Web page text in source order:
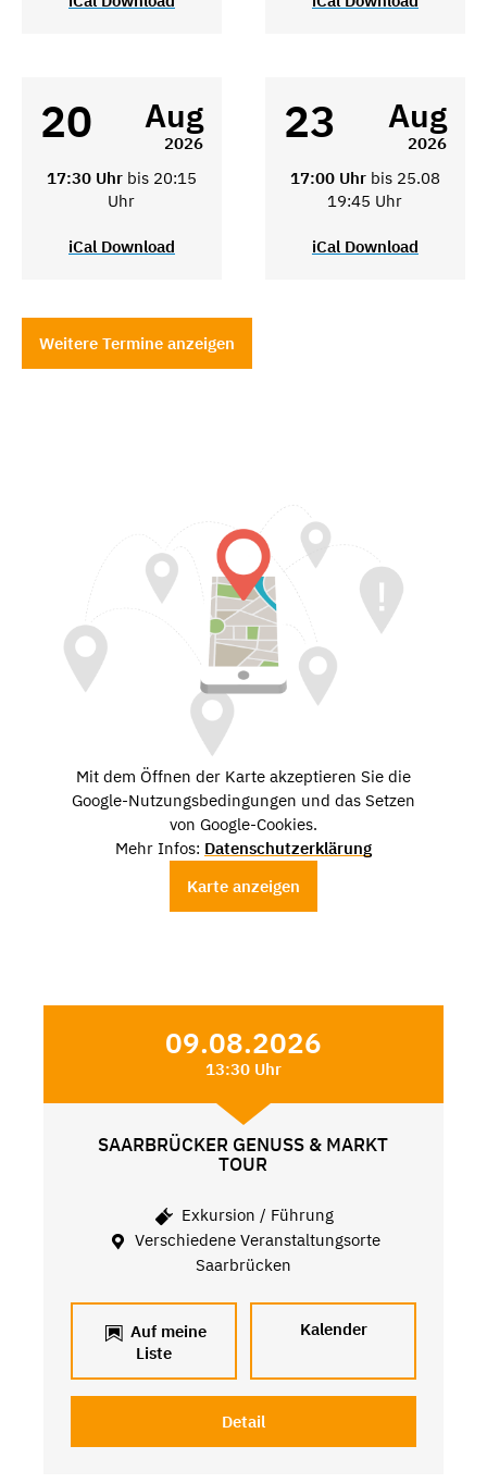
20 Aug
2026
17:30 Uhr bis 20:15
Uhr
iCal Download
23 Aug
2026
17:00 Uhr bis 25.08
19:45 Uhr
iCal Download
Weitere Termine anzeigen
Mit dem Öffnen der Karte akzeptieren Sie die
Google-Nutzungsbedingungen und das Setzen
von Google-Cookies.
Mehr Infos: Datenschutzerklärung
Karte anzeigen
09.08.2026
13:30 Uhr
SAARBRÜCKER GENUSS & MARKT
TOUR
Exkursion / Führung
Verschiedene Veranstaltungsorte
Saarbrücken
Auf meine
Liste
Kalender
Detail